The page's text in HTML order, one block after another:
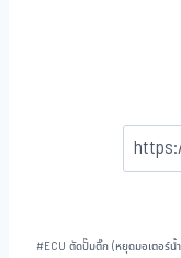
#ECU ตัดปั๊มติ๊ก (หยุดมอเตอร์น้